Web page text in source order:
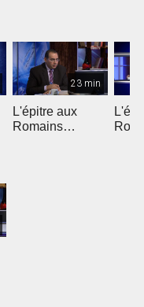
23 min
L'épitre aux
Romains